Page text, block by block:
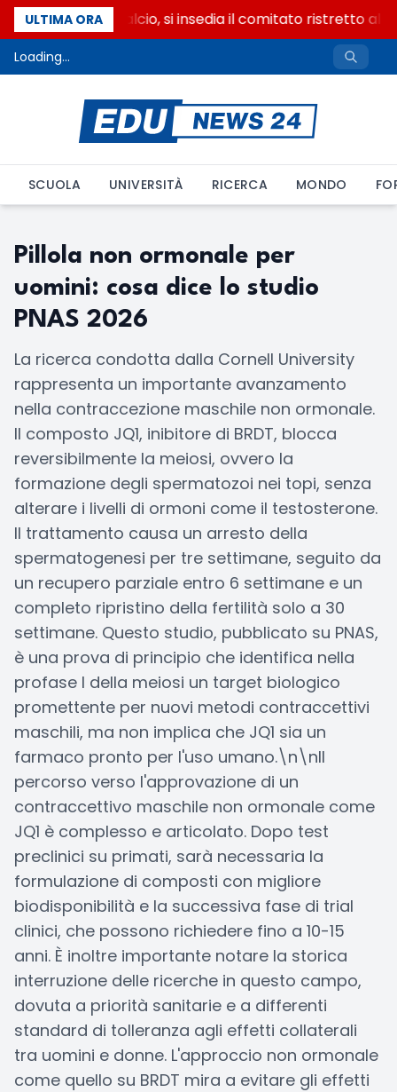
ULTIMA ORA
Riforma del calcio, si insedia il comitato ristretto al
Loading...
SCUOLA UNIVERSITÀ RICERCA MONDO
Pillola non ormonale per
uomini: cosa dice lo studio
PNAS 2026
La ricerca condotta dalla Cornell University
rappresenta un importante avanzamento
nella contraccezione maschile non ormonale.
Il composto JQ1, inibitore di BRDT, blocca
reversibilmente la meiosi, ovvero la
formazione degli spermatozoi nei topi, senza
alterare i livelli di ormoni come il testosterone.
Il trattamento causa un arresto della
spermatogenesi per tre settimane, seguito da
un recupero parziale entro 6 settimane e un
completo ripristino della fertilità solo a 30
settimane. Questo studio, pubblicato su PNAS,
è una prova di principio che identifica nella
profase I della meiosi un target biologico
promettente per nuovi metodi contraccettivi
maschili, ma non implica che JQ1 sia un
farmaco pronto per l'uso umano.\n\nIl
percorso verso l'approvazione di un
contraccettivo maschile non ormonale come
JQ1 è complesso e articolato. Dopo test
preclinici su primati, sarà necessaria la
formulazione di composti con migliore
biodisponibilità e la successiva fase di trial
clinici, che possono richiedere fino a 10-15
anni. È inoltre importante notare la storica
interruzione delle ricerche in questo campo,
dovuta a priorità sanitarie e a differenti
standard di tolleranza agli effetti collaterali
tra uomini e donne. L'approccio non ormonale
come quello su BRDT mira a evitare gli effetti